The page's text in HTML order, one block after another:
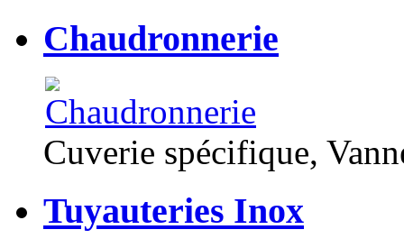
Chaudronnerie
Cuverie spécifique,
Tuyauteries Inox